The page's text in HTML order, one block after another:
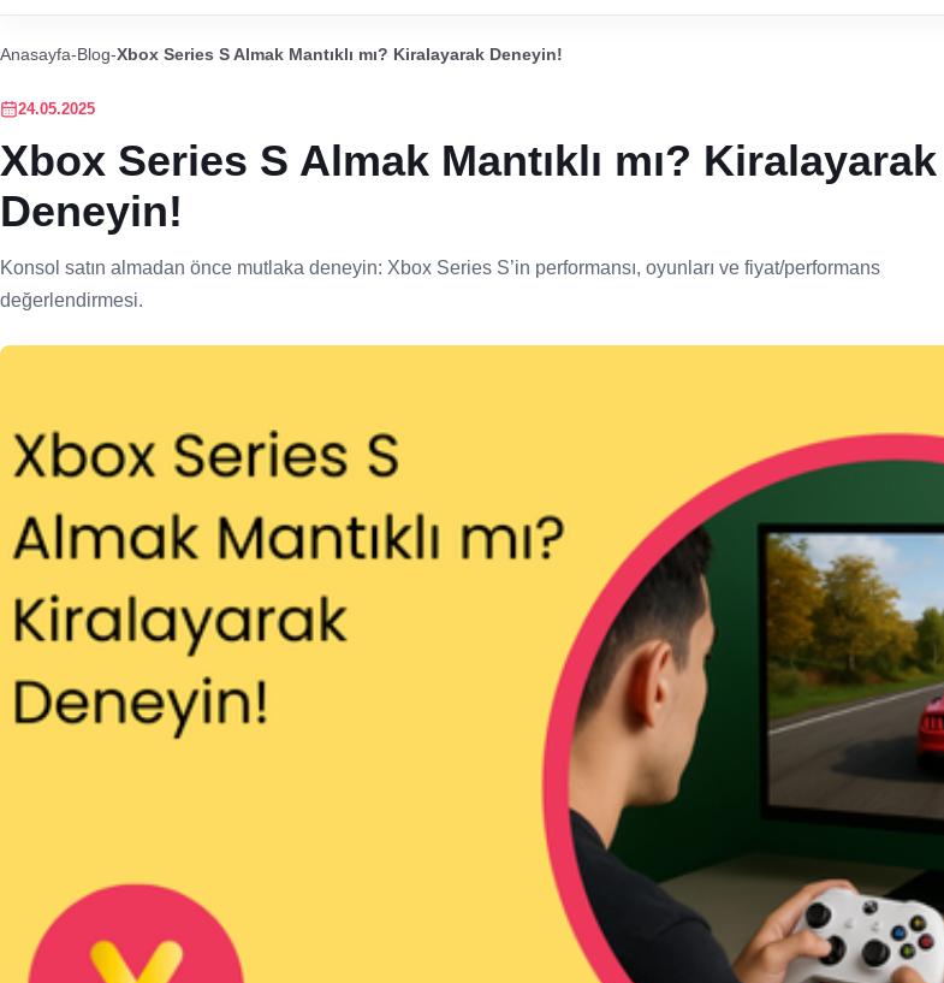
Anasayfa-Blog-Xbox Series S Almak Mantıklı mı? Kiralayarak Deneyin!
24.05.2025
Xbox Series S Almak Mantıklı mı? Kiralayarak
Deneyin!
Konsol satın almadan önce mutlaka deneyin: Xbox Series S’in performansı, oyunları ve fiyat/performans
değerlendirmesi.